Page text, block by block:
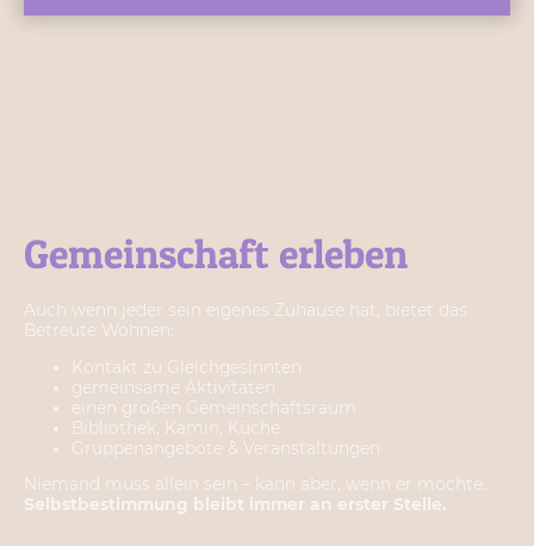
Gemeinschaft erleben
Auch wenn jeder sein eigenes Zuhause hat, bietet das
Betreute Wohnen:
Kontakt zu Gleichgesinnten
gemeinsame Aktivitäten
einen großen Gemeinschaftsraum
Bibliothek, Kamin, Küche
Gruppenangebote & Veranstaltungen
Niemand muss allein sein – kann aber, wenn er möchte.
Selbstbestimmung bleibt immer an erster Stelle.